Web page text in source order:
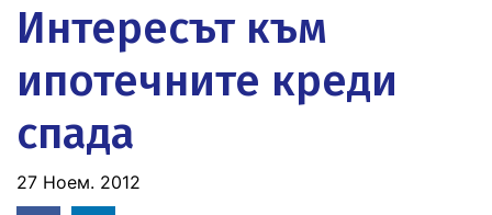
Интересът към
ипотечните креди
спада
27 Ноем. 2012